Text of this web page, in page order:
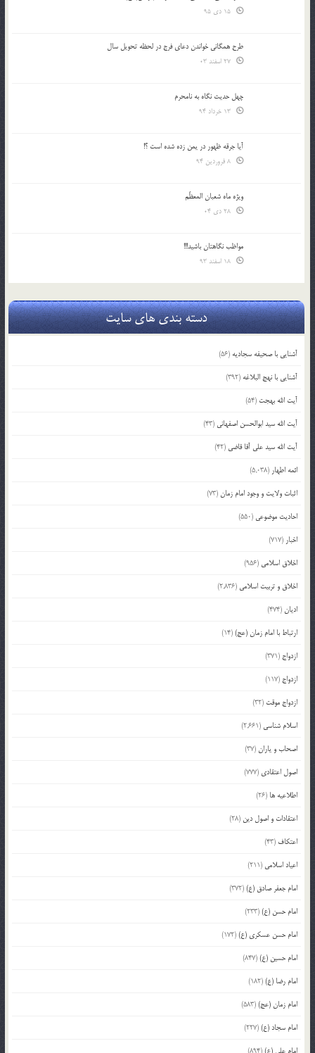
طرح همگانی خواندن دعای فرج در لحظه تحویل سال
چهل حدیث نگاه به نامحرم
آیا جرقه ظهور در یمن زده شده است ؟!
ویژه ماه شعبان المعظّم
مواظب نگاهتان باشید!!!
دسته بندی های سایت
آشنایی با صحیفه سجادیه (56)
آشنایی با نهج البلاغه (392)
آیت الله بهجت (54)
آیت الله سید ابوالحسن اصفهانی (43)
آیت الله سید علی آقا قاضی (42)
ائمه اطهار (5,038)
اثبات ولایت و وجود امام زمان(73)
احادیث موضوعی (550)
اخبار (717)
اخلاق اسلامی (956)
اخلاق و تربیت اسلامی (2,836)
ادیان(474)
ارتباط با امام زمان (عج)(14)
ازدواج (371)
ازدواج (117)
ازدواج موقت (32)
اسلام شناسی (2,661)
اصحاب و یاران(37)
اصول اعتقادی (777)
اطلاعیه ها (26)
اعتقادات و اصول دین (28)
اعتکاف (43)
اعیاد اسلامی (211)
امام جعفر صادق (ع)(372)
امام حسن (ع)(233)
امام حسن عسکری (ع)(172)
امام حسین (ع)(847)
امام رضا (ع)(182)
امام زمان (عج)(583)
امام سجاد (ع)(227)